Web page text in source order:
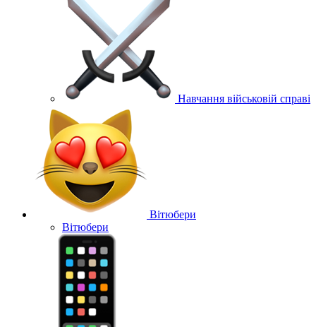
Навчання військовій справі
Вітюбери
Вітюбери